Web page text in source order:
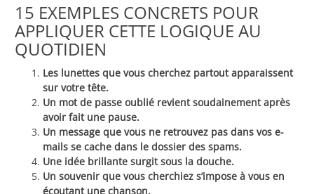
15 EXEMPLES CONCRETS POUR
APPLIQUER CETTE LOGIQUE AU
QUOTIDIEN
Les lunettes que vous cherchez partout apparaissent
sur votre tête.
Un mot de passe oublié revient soudainement après
avoir fait une pause.
Un message que vous ne retrouvez pas dans vos e-
mails se cache dans le dossier des spams.
Une idée brillante surgit sous la douche.
Un souvenir que vous cherchiez s’impose à vous en
écoutant une chanson.